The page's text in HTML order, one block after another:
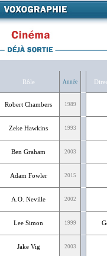
Rôle Année
Robert Chambers 1989
Zeke Hawkins 1993
Ben Graham 2003
Adam Fowler 2015
A.O. Neville 2002
Lee Simon 1999
Jake Vig 2003